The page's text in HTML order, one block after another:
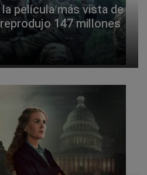
película más vista de
147 millones